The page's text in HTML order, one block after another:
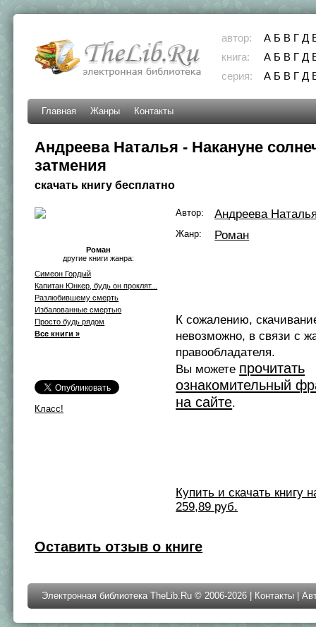
автор: А Б В Г Д
книга:
А Б В Г Д
серия:
А Б В Г Д
Главная Жанры Контакты
Андреева Наталья - Накануне
затмения
скачать книгу бесплатно
Роман
другие книги жанра:
Симеон Гордый
Капитан Юнкер, будь он проклят...
Разлюбившему смерть
Избалованные смертью
Просто будь рядом
Все книги »
Класс!
Автор: Андреева
Жанр: Роман
К сожалению,
невозможно, в связи с
правообладателя.
Вы можете прочитать
ознакомительный
на сайте.
Купить и скачать книгу
259,89 руб.
Оставить отзыв о книге
Электронная библиотека TheLib.Ru © 2006-2026 | Контакты |